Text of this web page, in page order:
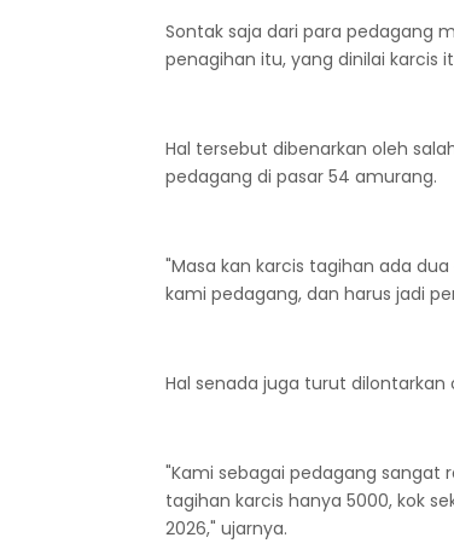
Sontak saja dari para pedagang
penagihan itu, yang dinilai karcis
Hal tersebut dibenarkan oleh
pedagang di pasar 54 amurang.
"Masa kan karcis tagihan ada
kami pedagang, dan harus jadi
Hal senada juga turut
"Kami sebagai pedagang sangat
tagihan karcis hanya 5000, kok
2026," ujarnya.